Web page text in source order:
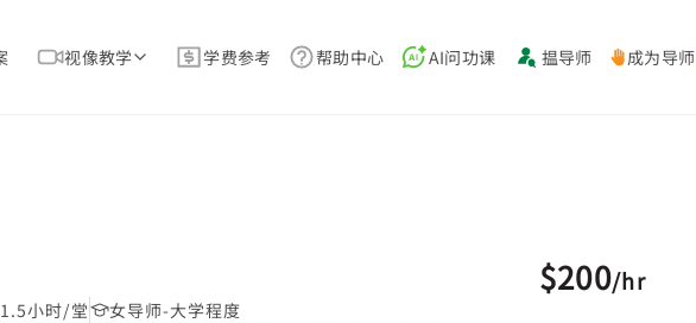
视像教学 学费参考 帮助中心 AI问功课 揾导师 成为导师
小时/堂 女导师-大学程度
$200/hr